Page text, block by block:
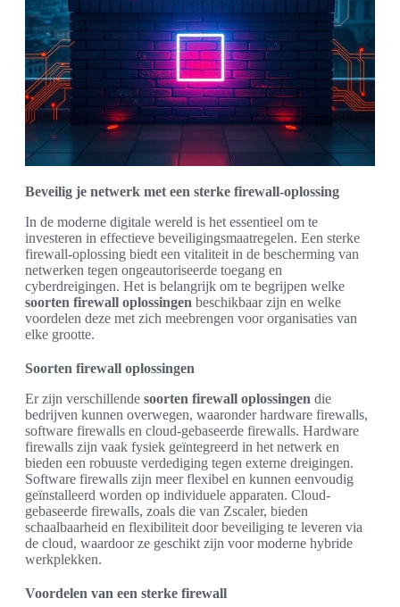
Beveilig je netwerk met een sterke firewall-oplossing
In de moderne digitale wereld is het essentieel om te
investeren in effectieve beveiligingsmaatregelen. Een sterke
firewall-oplossing biedt een vitaliteit in de bescherming van
netwerken tegen ongeautoriseerde toegang en
cyberdreigingen. Het is belangrijk om te begrijpen welke
soorten firewall oplossingen beschikbaar zijn en welke
voordelen deze met zich meebrengen voor organisaties van
elke grootte.
Soorten firewall oplossingen
Er zijn verschillende soorten firewall oplossingen die
bedrijven kunnen overwegen, waaronder hardware firewalls,
software firewalls en cloud-gebaseerde firewalls. Hardware
firewalls zijn vaak fysiek geïntegreerd in het netwerk en
bieden een robuuste verdediging tegen externe dreigingen.
Software firewalls zijn meer flexibel en kunnen eenvoudig
geïnstalleerd worden op individuele apparaten. Cloud-
gebaseerde firewalls, zoals die van Zscaler, bieden
schaalbaarheid en flexibiliteit door beveiliging te leveren via
de cloud, waardoor ze geschikt zijn voor moderne hybride
werkplekken.
Voordelen van een sterke firewall